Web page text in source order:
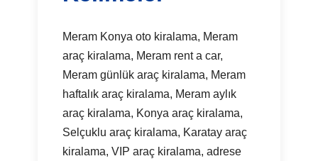
Meram Konya oto kiralama, Meram
araç kiralama, Meram rent a car,
Meram günlük araç kiralama, Meram
haftalık araç kiralama, Meram aylık
araç kiralama, Konya araç kiralama,
Selçuklu araç kiralama, Karatay araç
kiralama, VIP araç kiralama, adrese